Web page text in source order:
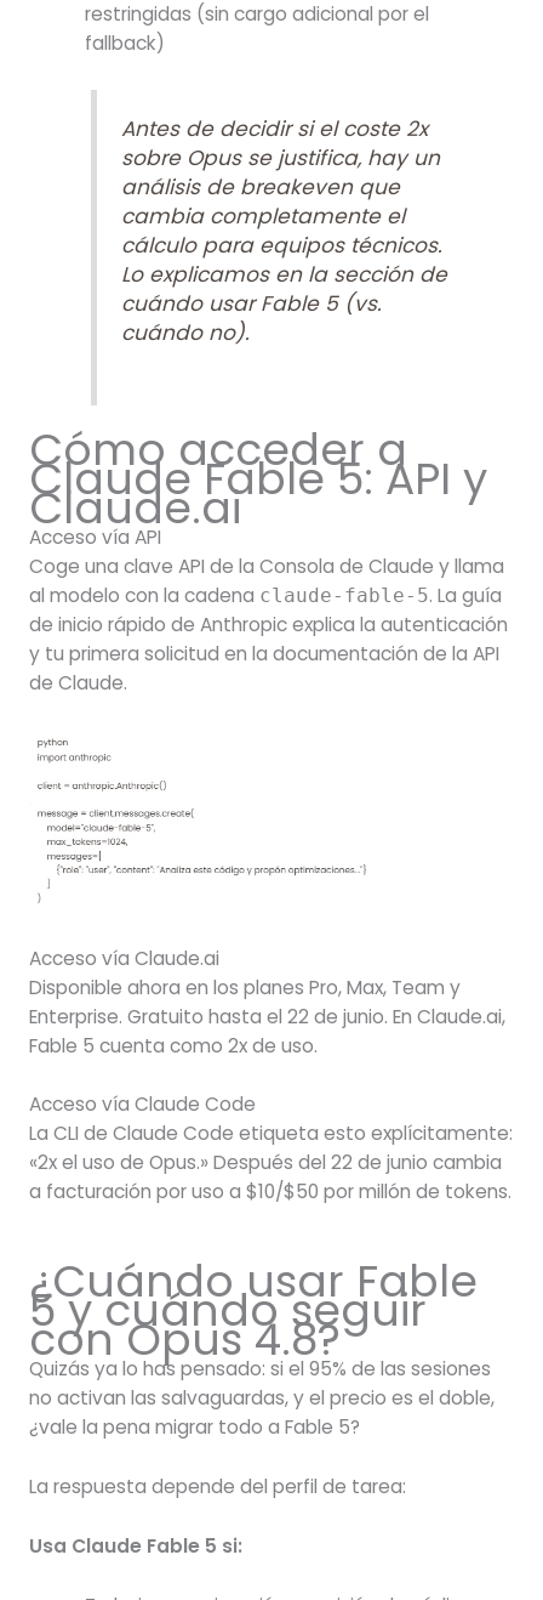
restringidas (sin cargo adicional por el
fallback)
Antes de decidir si el coste 2x
sobre Opus se justifica, hay un
análisis de breakeven que
cambia completamente el
cálculo para equipos técnicos.
Lo explicamos en la sección de
cuándo usar Fable 5 (vs.
cuándo no).
Cómo acceder a
Claude Fable 5: API y
Claude.ai
Acceso vía API
Coge una clave API de la Consola de Claude y llama
al modelo con la cadena claude-fable-5. La guía
de inicio rápido de Anthropic explica la autenticación
y tu primera solicitud en la documentación de la API
de Claude.
Acceso vía Claude.ai
Disponible ahora en los planes Pro, Max, Team y
Enterprise. Gratuito hasta el 22 de junio. En Claude.ai,
Fable 5 cuenta como 2x de uso.
Acceso vía Claude Code
La CLI de Claude Code etiqueta esto explícitamente:
«2x el uso de Opus.» Después del 22 de junio cambia
a facturación por uso a $10/$50 por millón de tokens.
¿Cuándo usar Fable
5 y cuándo seguir
con Opus 4.8?
Quizás ya lo has pensado: si el 95% de las sesiones
no activan las salvaguardas, y el precio es el doble,
¿vale la pena migrar todo a Fable 5?
La respuesta depende del perfil de tarea:
Usa Claude Fable 5 si: